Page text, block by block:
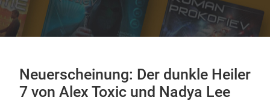
Neuerscheinung: Der dunkle Heiler
7 von Alex Toxic und Nadya Lee